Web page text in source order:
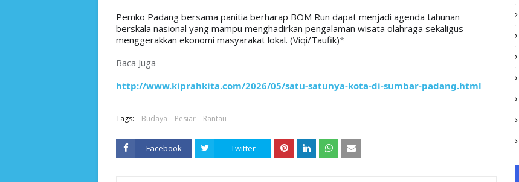
Pemko Padang bersama panitia berharap BOM Run dapat menjadi agenda tahunan
berskala nasional yang mampu menghadirkan pengalaman wisata olahraga sekaligus
menggerakkan ekonomi masyarakat lokal. (Viqi/Taufik)*
Baca Juga
http://www.kiprahkita.com/2026/05/satu-satunya-kota-di-sumbar-padang.html
Tags: Budaya Pesiar Rantau
Facebook Twitter